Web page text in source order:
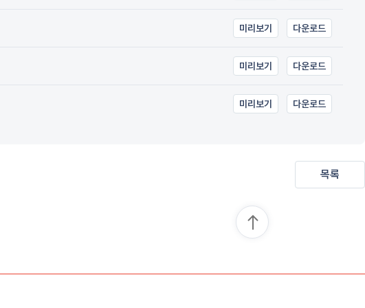
미리보기 다운로드
미리보기 다운로드
미리보기 다운로드
목록